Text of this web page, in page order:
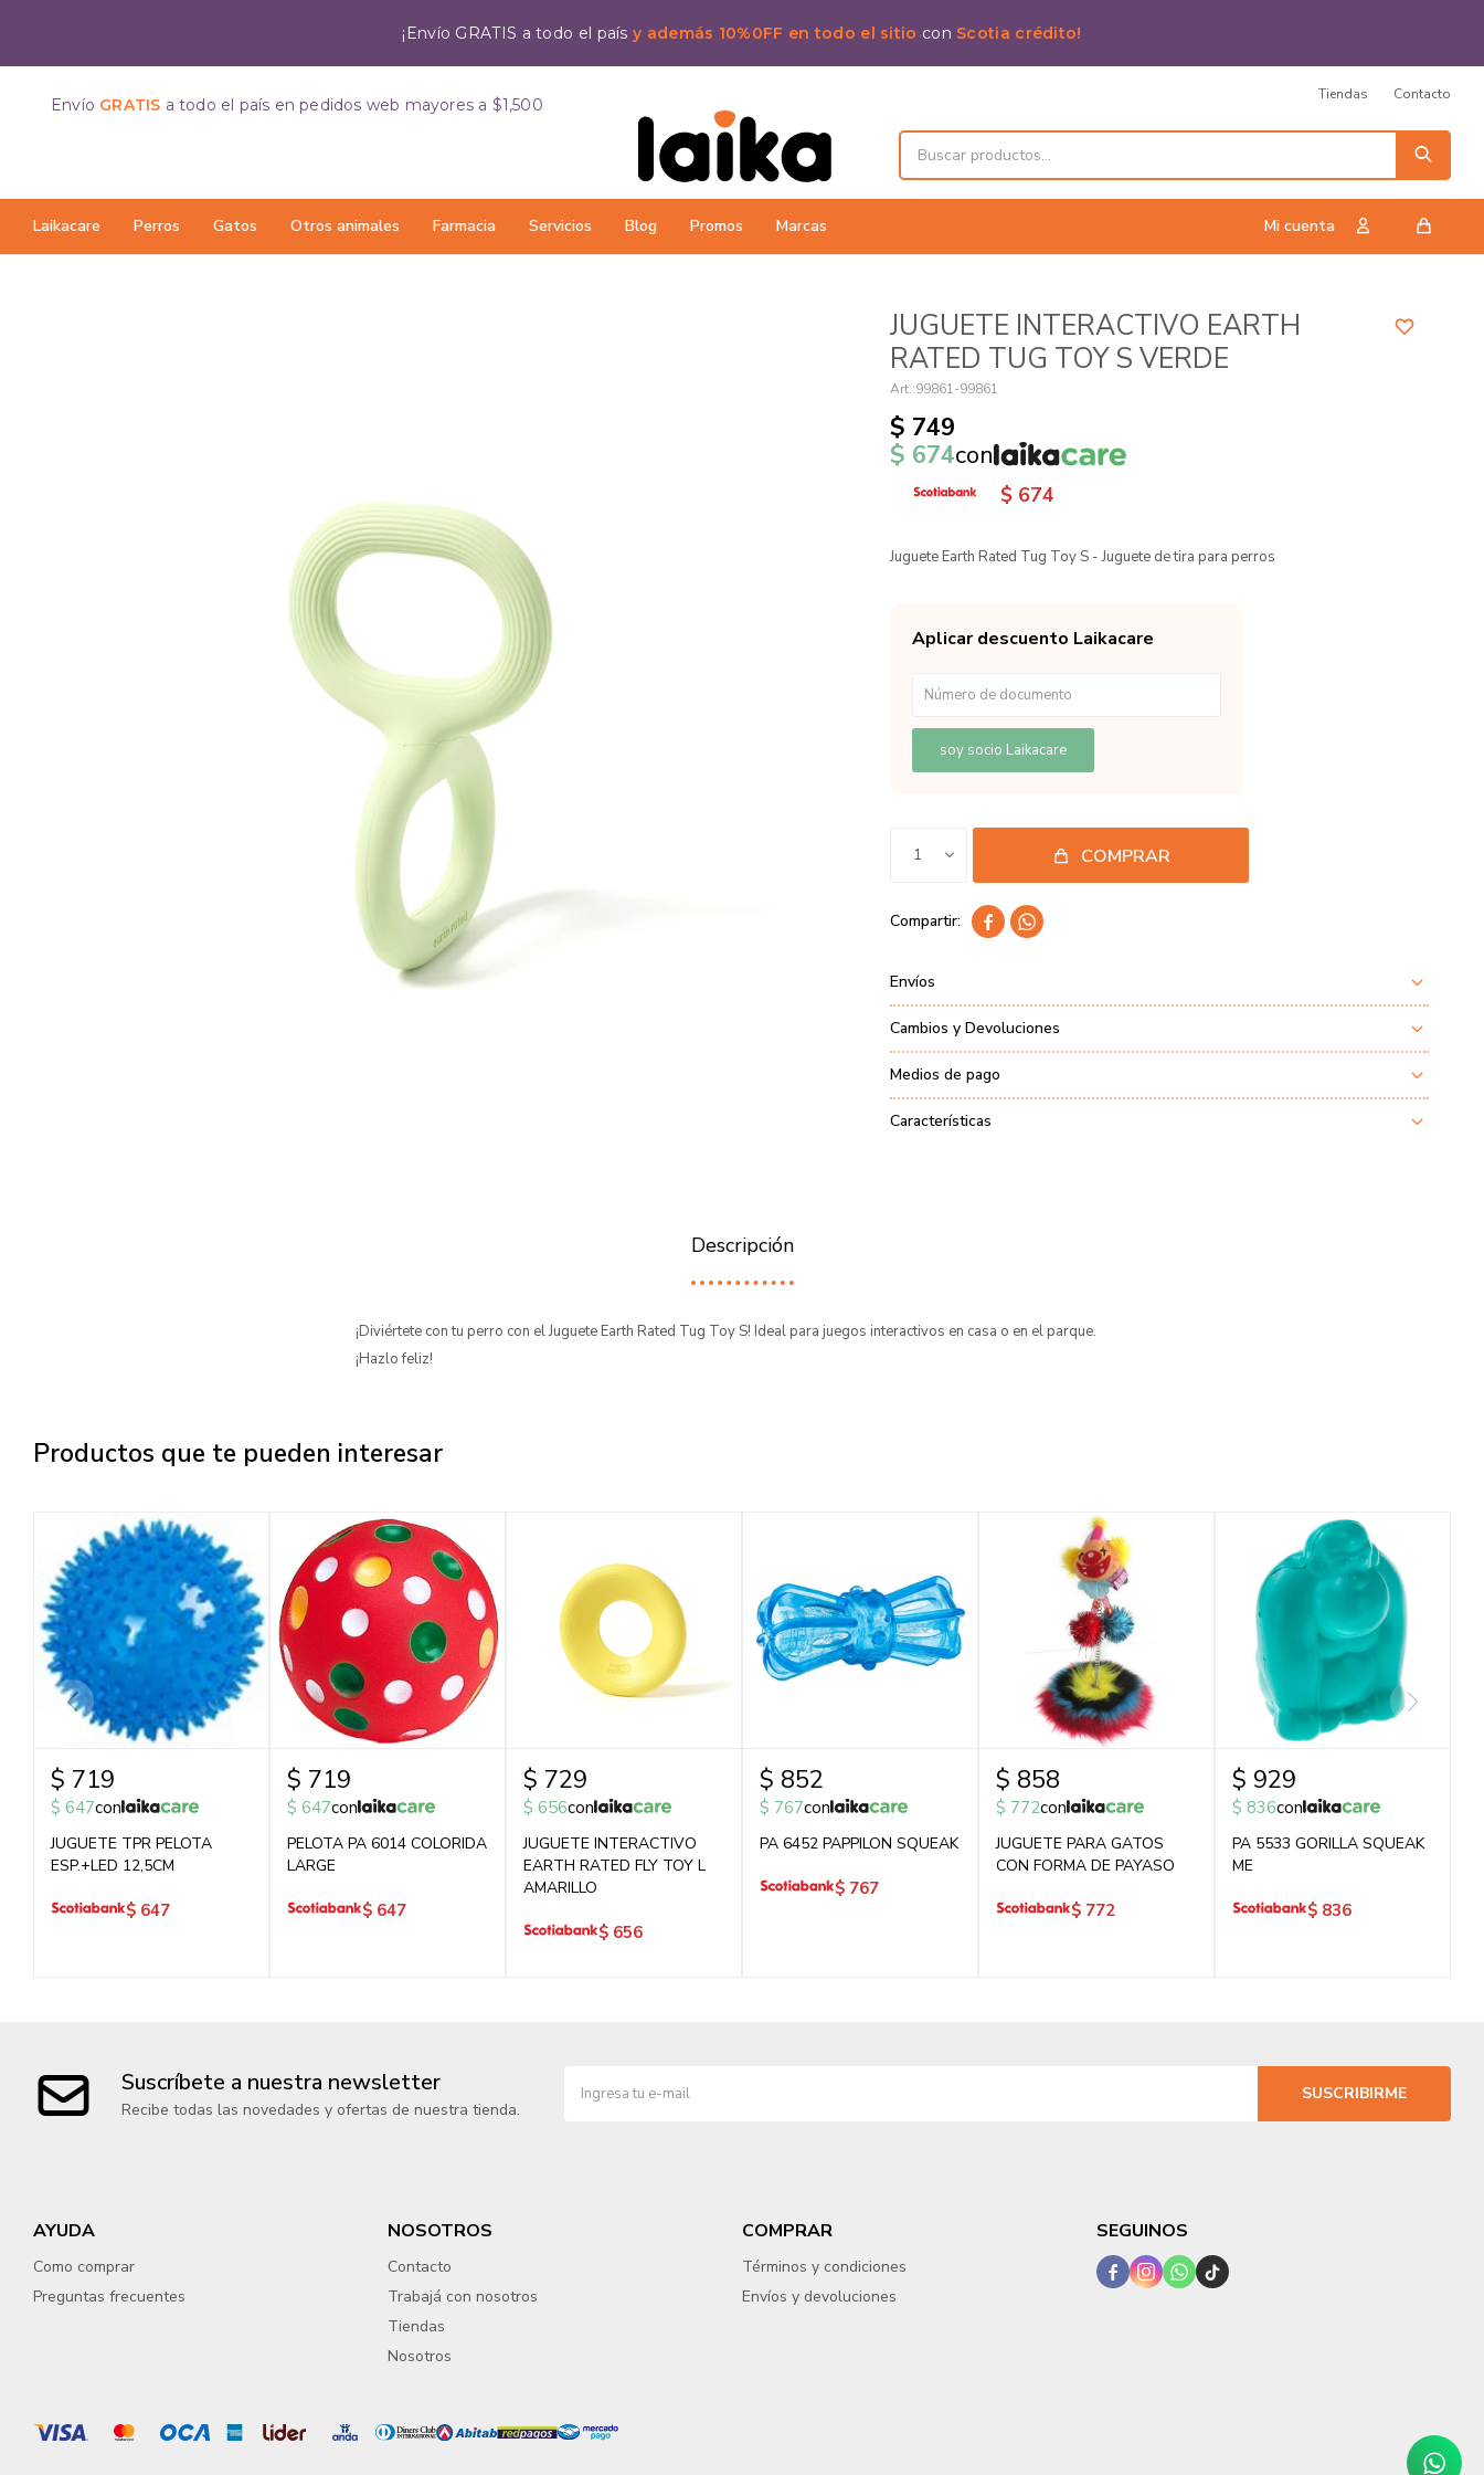
¡Envío GRATIS a todo el paísy además 10%0FF en todo el sitio con Scotia crédito!
Laikacare Perros Gatos Otros animales Farmacia Servicios Blog Promos Marcas
Envío GRATIS a todo el país en pedidos web mayores a $1,500
Tiendas Contacto
JUGUETE INTERACTIVO EARTH
RATED TUG TOY S VERDE
99861-99861
$ 749
$ 674con
$ 674
Juguete Earth Rated Tug Toy S - Juguete de tira para perros
Aplicar descuento Laikacare
soy socio Laikacare
1 COMPRAR
 
Envíos
Cambios y Devoluciones
Medios de pago
Características
Descripción
¡Diviértete con tu perro con el Juguete Earth Rated Tug Toy S! Ideal para juegos interactivos en casa o en el parque.
¡Hazlo feliz!
Productos que te pueden interesar
$ 719
$ 647con
JUGUETE TPR PELOTA
ESP.+LED 12,5CM
$ 647
$ 719
$ 647con
PELOTA PA 6014 COLORIDA
LARGE
$ 647
$ 729
$ 656con
JUGUETE INTERACTIVO
EARTH RATED FLY TOY L
AMARILLO
$ 656
$ 852
$ 767con
PA 6452 PAPPILON SQUEAK
$ 767
$ 858
$ 772con
JUGUETE PARA GATOS
CON FORMA DE PAYASO
$ 772
$ 929
$ 836con
PA 5533 GORILLA SQUEAK
ME
$ 836
Suscríbete a nuestra newsletter
Recibe todas las novedades y ofertas de nuestra tienda.
SUSCRIBIRME
AYUDA
Como comprar
Preguntas frecuentes
NOSOTROS
Contacto
Trabajá con nosotros
Tiendas
Nosotros
COMPRAR
Términos y condiciones
Envíos y devoluciones
SEGUINOS
   